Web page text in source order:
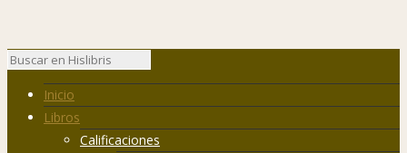
Inicio
Libros
Calificaciones